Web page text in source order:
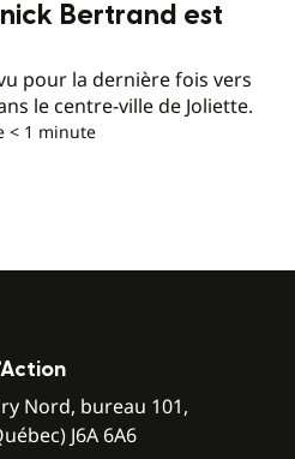
Bertrand est
pour la dernière fois vers
le centre-ville de Joliette.
< 1 minute
Nord, bureau 101,
J6A 6A6